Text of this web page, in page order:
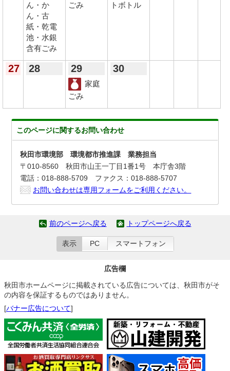
ん・か
ん・古
紙・乾電
池・水銀
含有ごみ
ごみ
トボトル
27 28 29
家庭
ごみ
30
このページに関するお問い合わせ
秋田市環境部 環境都市推進課 業務担当
〒010-8560 秋田市山王一丁目1番1号 本庁舎3階
電話：018-888-5709 ファクス：018-888-5707
お問い合わせは専用フォームをご利用ください。
前のページへ戻る トップページへ戻る
表示 PC スマートフォン
広告欄
秋田市ホームページに掲載されている広告については、秋田市がそ
の内容を保証するものではありません。
[バナー広告について]